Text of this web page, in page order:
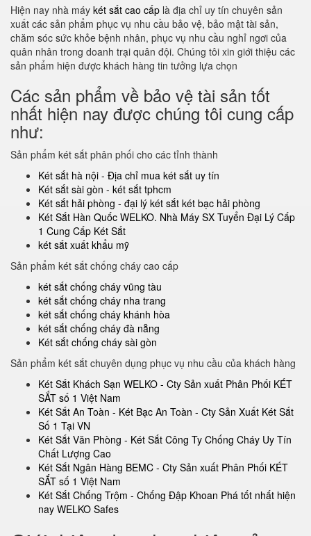
Hiện nay nhà máy két sắt cao cấp là địa chỉ uy tín chuyên sản
xuất các sản phẩm phục vụ nhu cầu bảo vệ, bảo mật tài sản,
chăm sóc sức khỏe bệnh nhân, phục vụ nhu cầu nghỉ ngơi của
quân nhân trong doanh trại quân đội. Chúng tôi xin giới thiệu các
sản phẩm hiện được khách hàng tin tưởng lựa chọn
Các sản phẩm về bảo vệ tài sản tốt
nhất hiện nay được chúng tôi cung cấp
như:
Sản phẩm két sắt phân phối cho các tỉnh thành
Két sắt hà nội - Địa chỉ mua két sắt uy tín
Két sắt sài gòn - két sắt tphcm
Két sắt hải phòng - đại lý két sắt két bạc hải phòng
Két Sắt Hàn Quốc WELKO. Nhà Máy SX Tuyển Đại Lý Cấp
1 Cung Cấp Két Sắt
két sắt xuất khẩu mỹ
Sản phẩm két sắt chống cháy cao cấp
két sắt chống cháy vũng tàu
két sắt chống cháy nha trang
két sắt chống cháy khánh hòa
két sắt chống cháy đà nẵng
Két sắt chống cháy sài gòn
Sản phẩm két sắt chuyên dụng phục vụ nhu cầu của khách hàng
Két Sắt Khách Sạn WELKO - Cty Sản xuất Phân Phối KÉT
SẮT số 1 Việt Nam
Két Sắt An Toàn - Két Bạc An Toàn - Cty Sản Xuất Két Sắt
Số 1 Tại VN
Két Sắt Văn Phòng - Két Sắt Công Ty Chống Cháy Uy Tín
Chất Lượng Cao
Két Sắt Ngân Hàng BEMC - Cty Sản xuất Phân Phối KÉT
SẮT số 1 Việt Nam
Két Sắt Chống Trộm - Chống Đập Khoan Phá tốt nhất hiện
nay WELKO Safes